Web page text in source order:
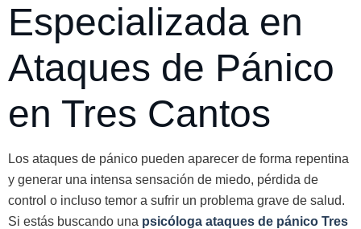
Especializada en
Ataques de Pánico
en Tres Cantos
Los ataques de pánico pueden aparecer de forma repentina
y generar una intensa sensación de miedo, pérdida de
control o incluso temor a sufrir un problema grave de salud.
Si estás buscando una psicóloga ataques de pánico Tres